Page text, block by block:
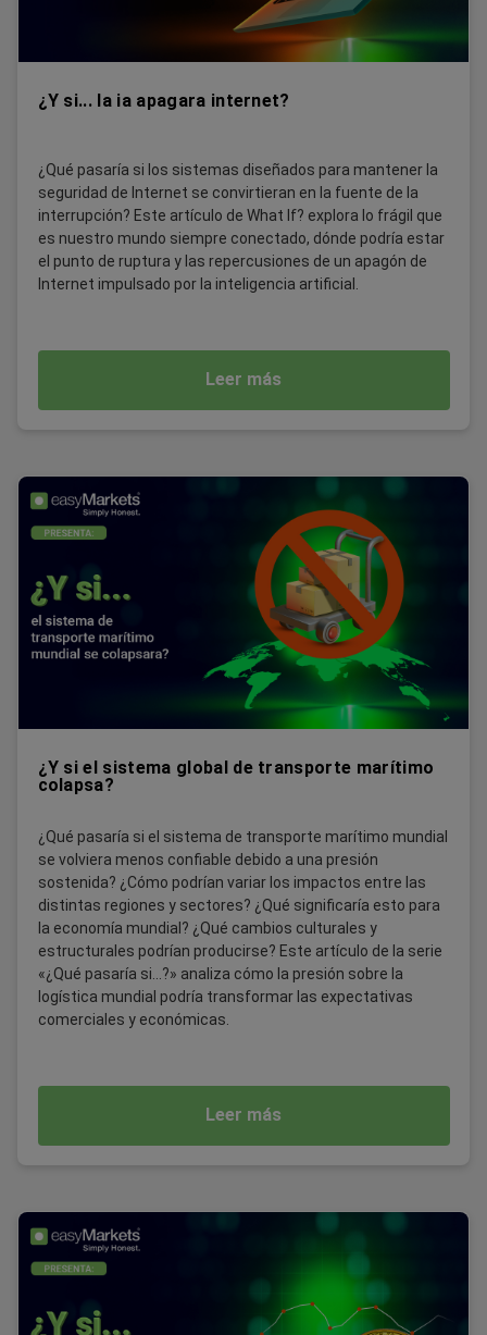
¿Y si... la ia apagara internet?
¿Qué pasaría si los sistemas diseñados para mantener la
seguridad de Internet se convirtieran en la fuente de la
interrupción? Este artículo de What If? explora lo frágil que
es nuestro mundo siempre conectado, dónde podría estar
el punto de ruptura y las repercusiones de un apagón de
Internet impulsado por la inteligencia artificial.
Leer más
¿Y si el sistema global de transporte marítimo
colapsa?
¿Qué pasaría si el sistema de transporte marítimo mundial
se volviera menos confiable debido a una presión
sostenida? ¿Cómo podrían variar los impactos entre las
distintas regiones y sectores? ¿Qué significaría esto para
la economía mundial? ¿Qué cambios culturales y
estructurales podrían producirse? Este artículo de la serie
«¿Qué pasaría si...?» analiza cómo la presión sobre la
logística mundial podría transformar las expectativas
comerciales y económicas.
Leer más